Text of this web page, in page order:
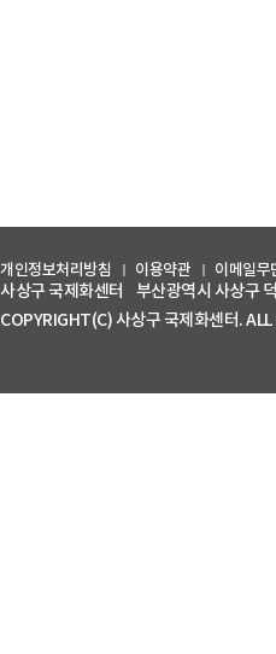
개인정보처리방침 이용약관 이메일무
사상구 국제화센터 부산광역시 사상구
COPYRIGHT(C) 사상구 국제화센터. ALL